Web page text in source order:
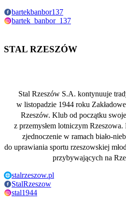
bartekbanbor137
bartek_banbor_137
STAL RZESZÓW
Stal Rzeszów S.A. kontynuuje
w listopadzie 1944 roku
Rzeszów. Klub od początku
z przemysłem lotniczym
zjednoczenie w ramach biało-
do uprawiania sportu rzeszowskiej
przybywających na
stalrzeszow.pl
StalRzeszow
stal1944